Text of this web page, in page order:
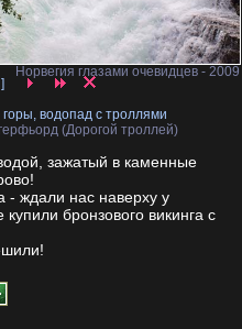
Норвегия глазами очевидцев - 2009
водопад с троллями
(Дорогой троллей)
зажатый в каменные
- ждали нас наверху у
бронзового викинга с